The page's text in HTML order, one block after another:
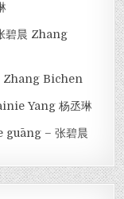
碧晨 Zhang
Zhang Bichen
Yang 杨丞琳
– 张碧晨